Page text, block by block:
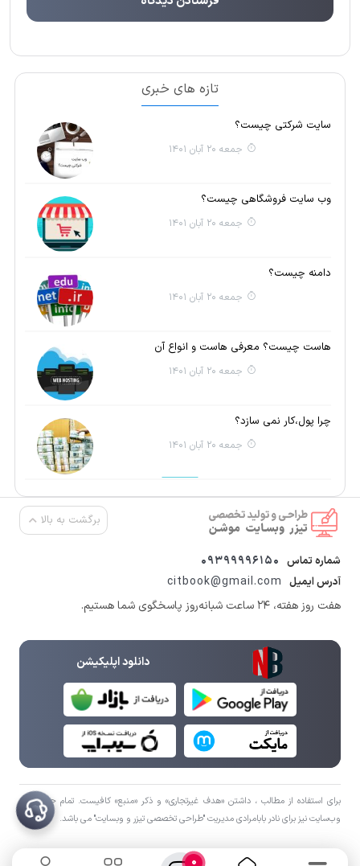
تازه های خبری
سایت شرکتی چیست؟
جمعه 20 آبان 1401
وب سایت فروشگاهی چیست؟
جمعه 20 آبان 1401
دامنه چیست؟
جمعه 20 آبان 1401
هاست چیست؟ معرفی هاست و انواع آن
جمعه 20 آبان 1401
چرا پول،کار نمی سازد؟
جمعه 20 آبان 1401
0
برگشت به بالا
شماره تماس 09399996150
آدرس ایمیل citbook@gmail.com
هفت روز هفته، ۲۴ ساعت شبانه‌روز پاسخگوی شما هستیم.
دانلود اپلیکیشن
برای استفاده از مطالب ، داشتن «هدف غیرتجاری» و ذکر «منبع» کافیست. تمام حقوق اين
وب‌سايت نیز برای نادر بابامرادی مدیریت "طراحی تخصصی تیزر و وبسایت" می باشد.